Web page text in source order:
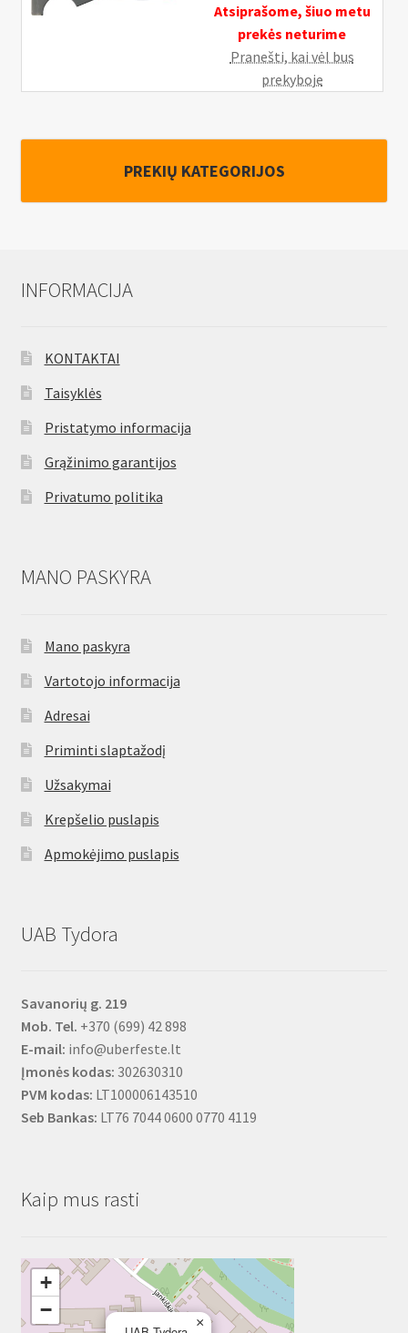
Atsiprašome, šiuo metu
prekės neturime
Pranešti, kai vėl bus
prekyboje
PREKIŲ KATEGORIJOS
INFORMACIJA
KONTAKTAI
Taisyklės
Pristatymo informacija
Grąžinimo garantijos
Privatumo politika
MANO PASKYRA
Mano paskyra
Vartotojo informacija
Adresai
Priminti slaptažodį
Užsakymai
Krepšelio puslapis
Apmokėjimo puslapis
UAB Tydora
Savanorių g. 219
Mob. Tel. +370 (699) 42 898
E-mail: info@uberfeste.lt
Įmonės kodas: 302630310
PVM kodas: LT100006143510
Seb Bankas: LT76 7044 0600 0770 4119
Kaip mus rasti
×
+
−